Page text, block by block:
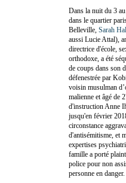
Dans la nuit du 3
dans le quartier
Belleville, Sarah
aussi Lucie Attal),
directrice d'école,
orthodoxe, a été
de coups dans son
défenestrée par
voisin musulman
malienne et âgé de
d'instruction Anne
jusqu'en février
circonstance
d'antisémitisme, et
expertises
famille a porté
police pour non
personne en danger.